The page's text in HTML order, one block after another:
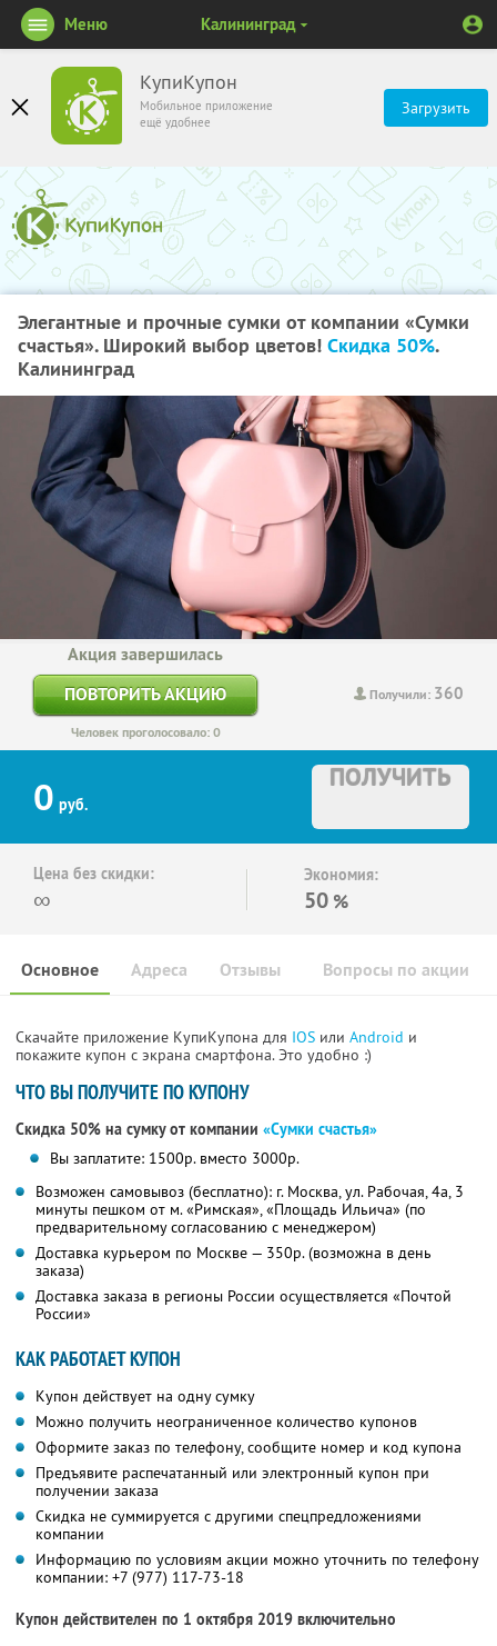
КупиКупон
Мобильное приложение
ещё удобнее
Загрузить
Меню Калининград
Элегантные и прочные сумки от компании «Сумки
счастья». Широкий выбор цветов! Скидка 50%.
Калининград
Получили: 360
Акция завершилась
ПОВТОРИТЬ АКЦИЮ
Человек проголосовало: 0
0 руб.
ПОЛУЧИТЬ
Цена без скидки:
∞
Экономия:
50 %
Основное Отзывы Вопросы по акции
Адреса
Скачайте приложение КупиКупона для IOS или Android и
покажите купон с экрана смартфона. Это удобно :)
ЧТО ВЫ ПОЛУЧИТЕ ПО КУПОНУ
Скидка 50% на сумку от компании «Сумки счастья»
Вы заплатите: 1500р. вместо 3000р.
Возможен самовывоз (бесплатно): г. Москва, ул. Рабочая, 4а, 3
минуты пешком от м. «Римская», «Площадь Ильича» (по
предварительному согласованию с менеджером)
Доставка курьером по Москве — 350р. (возможна в день
заказа)
Доставка заказа в регионы России осуществляется «Почтой
России»
КАК РАБОТАЕТ КУПОН
Купон действует на одну сумку
Можно получить неограниченное количество купонов
Оформите заказ по телефону, сообщите номер и код купона
Предъявите распечатанный или электронный купон при
получении заказа
Скидка не суммируется с другими спецпредложениями
компании
Информацию по условиям акции можно уточнить по телефону
компании: +7 (977) 117-73-18
Купон действителен по 1 октября 2019 включительно